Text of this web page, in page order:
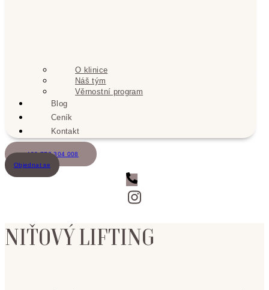
O klinice
Náš tým
Věrnostní program
Blog
Ceník
Kontakt
+420 773 304 008
Objednat se
NIŤOVÝ LIFTING